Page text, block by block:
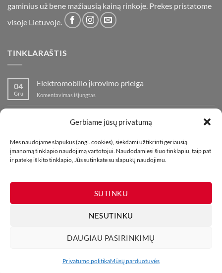
Gerbiame jūsų privatumą
Mes naudojame slapukus (angl. cookies), siekdami užtikrinti geriausią
įmanomą tinklapio naudojimą vartotojui. Naudodamiesi šiuo tinklapiu, taip pat
ir patekę iš kito tinklapio, Jūs sutinkate su slapukų naudojimu.
SUTINKU
NESUTINKU
DAUGIAU PASIRINKIMŲ
Privatumo politikaMūsų parduotuvės
gaminius už bene mažiausią kainą rinkoje. Prekes pristatome
visoje Lietuvoje.
TINKLARAŠTIS
04
Gru
Elektromobilio įkrovimo prieiga
Komentavimas išjungtas
prieiga
įraše
fejerverkų
parduotuvė
Klaipedoje!
01
Lap
Kaip fotografuoti fejerverkus
Komentavimas išjungtasįraše
MŪSŲ PARDUOTUVĖS KONTAKTAI TINKLARAŠTIS
UAB Bombikė